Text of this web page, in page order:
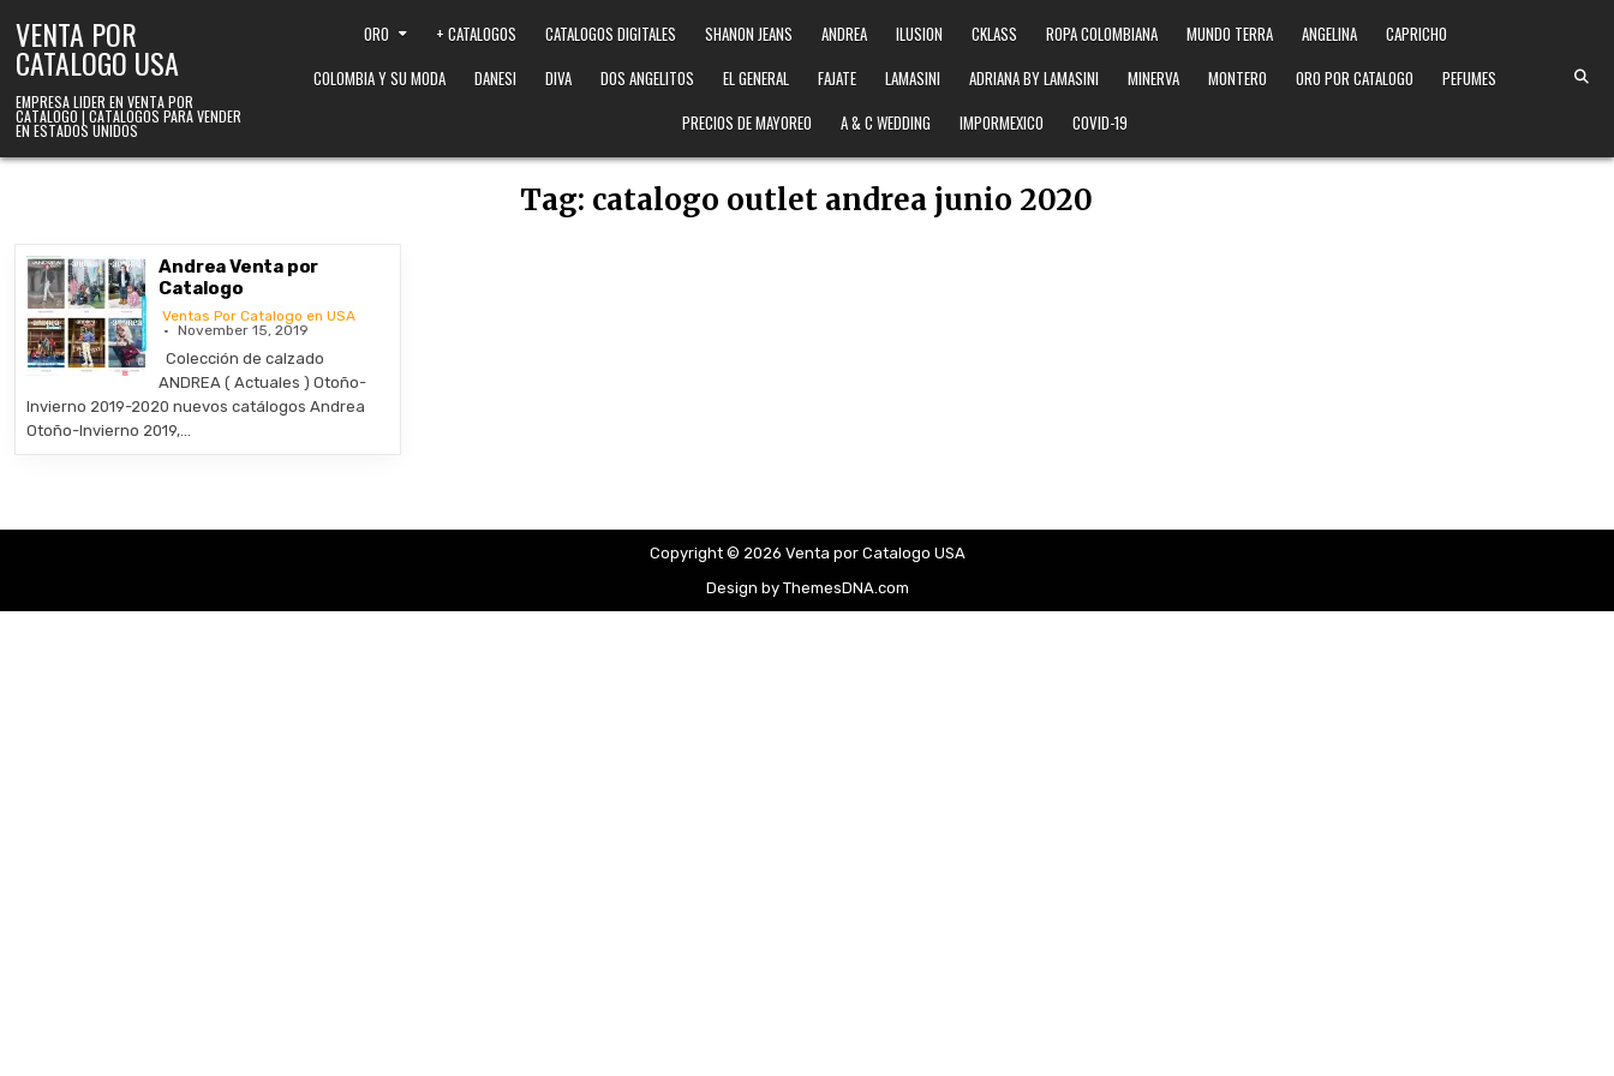
VENTA POR
CATALOGO USA
EMPRESA LIDER EN VENTA POR
CATALOGO | CATALOGOS PARA VENDER
EN ESTADOS UNIDOS
ORO + CATALOGOS CATALOGOS DIGITALES SHANON JEANS ANDREA ILUSION CKLASS ROPA COLOMBIANA MUNDO TERRA ANGELINA
CAPRICHO
COLOMBIA Y SU MODA
DANESI DIVA DOS ANGELITOS EL GENERAL FAJATE LAMASINI ADRIANA BY LAMASINI MINERVA MONTERO ORO POR CATALOGO
PEFUMES
PRECIOS DE MAYOREO
A & C WEDDING IMPORMEXICO COVID-19
Tag: catalogo outlet andrea junio 2020
Andrea Venta por
Catalogo
Ventas Por Catalogo en USA
November 15, 2019
Colección de calzado
ANDREA ( Actuales ) Otoño-
Invierno 2019-2020 nuevos catálogos Andrea
Otoño-Invierno 2019,…
Copyright © 2026 Venta por Catalogo USA
Design by ThemesDNA.com